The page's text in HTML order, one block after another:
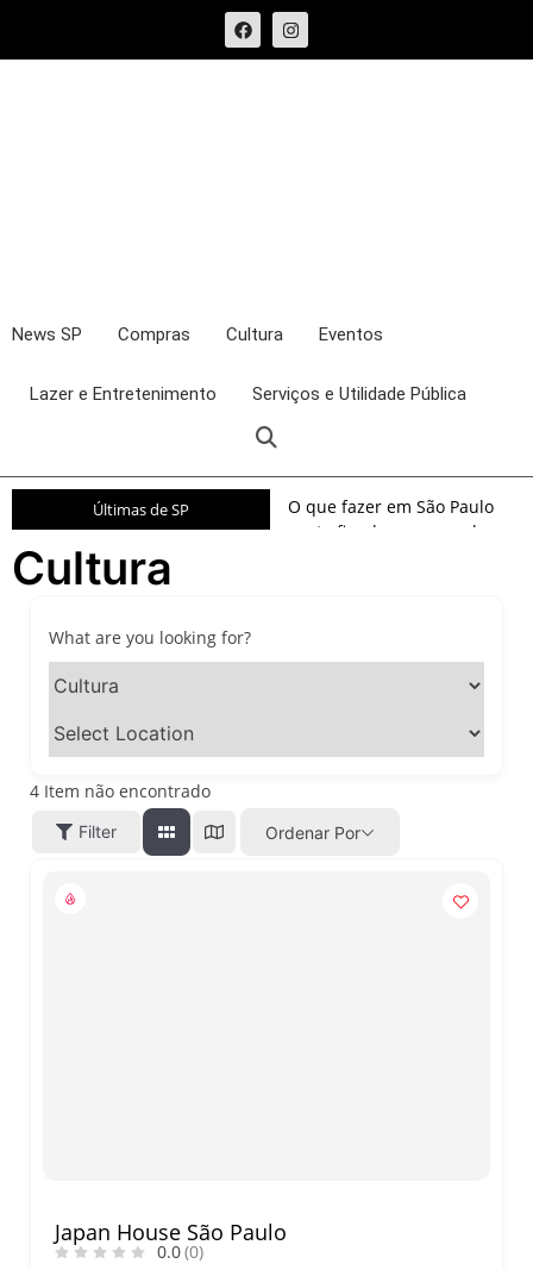
News SP Compras Cultura Eventos
Lazer e Entretenimento Serviços e Utilidade Pública
Últimas de SP
O que fazer em São Paulo
neste fim de semana: shows,
passeios imperdíveis nos
dias 8 e 9 de agosto de 2026
transforma o Bixiga em um
pedaço da Itália durante
em agosto de 2026: festas
Cultura
What are you looking for?
4 Item não encontrado
Filter Ordenar Por
Japan House São Paulo
0.0(0)